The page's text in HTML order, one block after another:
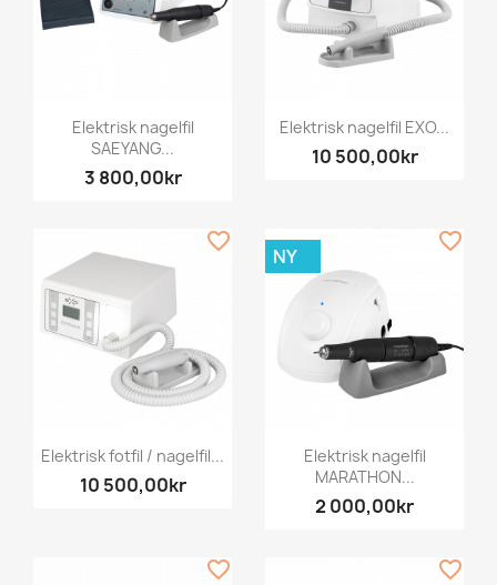
Elektrisk nagelfil
SAEYANG...
3 800,00kr
Elektrisk nagelfil EXO...
10 500,00kr
Elektrisk fotfil / nagelfil...
10 500,00kr
favorite_border
Elektrisk nagelfil
MARATHON...
2 000,00kr
NY
favorite_border
favorite_border favorite_border